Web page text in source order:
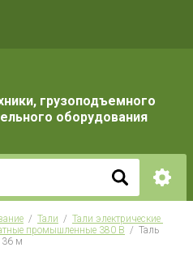
грузоподъемного
оборудования
  /
Тали
  /
Тали электрические
промышленные 380 В
  /  Таль
36 м